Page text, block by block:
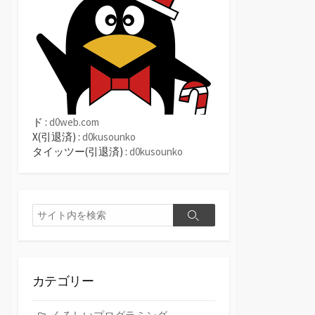
ド : d0web.com
X(引退済) : d0kusounko
タイッツー(引退済) : d0kusounko
検
索
検
カテゴリー